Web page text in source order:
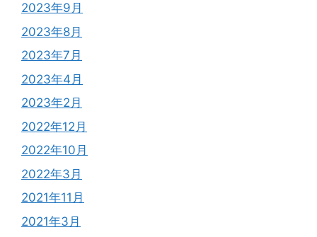
2023年9月
2023年8月
2023年7月
2023年4月
2023年2月
2022年12月
2022年10月
2022年3月
2021年11月
2021年3月